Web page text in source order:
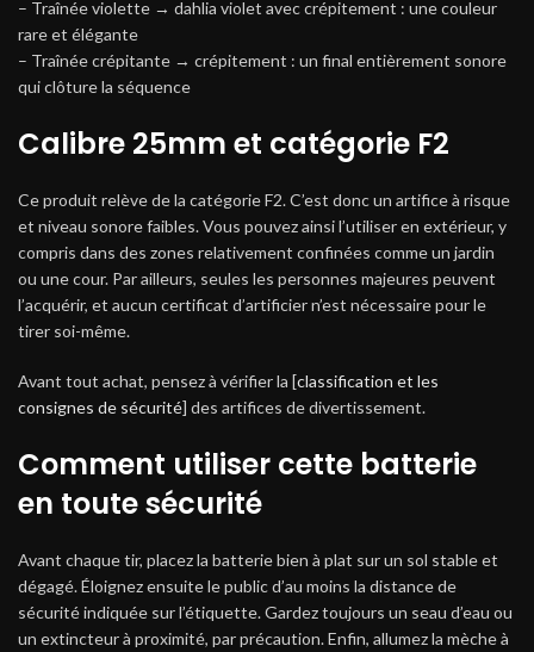
– Traînée violette → dahlia violet avec crépitement : une couleur
rare et élégante
– Traînée crépitante → crépitement : un final entièrement sonore
qui clôture la séquence
Calibre 25mm et catégorie F2
Ce produit relève de la catégorie F2. C’est donc un artifice à risque
et niveau sonore faibles. Vous pouvez ainsi l’utiliser en extérieur, y
compris dans des zones relativement confinées comme un jardin
ou une cour. Par ailleurs, seules les personnes majeures peuvent
l’acquérir, et aucun certificat d’artificier n’est nécessaire pour le
tirer soi-même.
Avant tout achat, pensez à vérifier la [classification et les
consignes de sécurité] des artifices de divertissement.
Comment utiliser cette batterie
en toute sécurité
Avant chaque tir, placez la batterie bien à plat sur un sol stable et
dégagé. Éloignez ensuite le public d’au moins la distance de
sécurité indiquée sur l’étiquette. Gardez toujours un seau d’eau ou
un extincteur à proximité, par précaution. Enfin, allumez la mèche à